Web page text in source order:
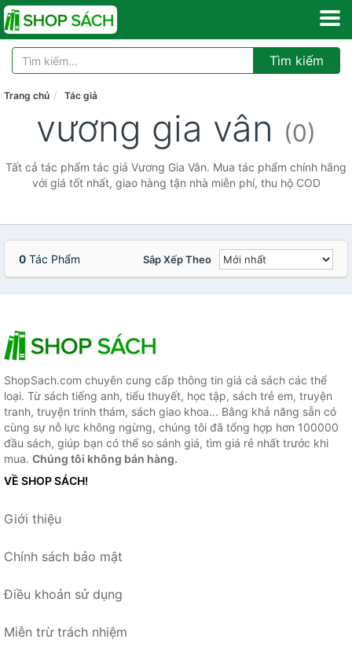
Tìm kiếm
Trang chủ Tác giả
vương gia vân (0)
Tất cả tác phẩm tác giả Vương Gia Vân. Mua tác phẩm chính hãng
với giá tốt nhất, giao hàng tận nhà miễn phí, thu hộ COD
0 Tác Phẩm Sắp Xếp Theo
ShopSach.com chuyên cung cấp thông tin giá cả sách các thể
loại. Từ sách tiếng anh, tiểu thuyết, học tập, sách trẻ em, truyện
tranh, truyện trinh thám, sách giao khoa... Bằng khả năng sẵn có
cùng sự nỗ lực không ngừng, chúng tôi đã tổng hợp hơn 100000
đầu sách, giúp bạn có thể so sánh giá, tìm giá rẻ nhất trước khi
mua. Chúng tôi không bán hàng.
VỀ SHOP SÁCH!
Giới thiệu
Chính sách bảo mật
Điều khoản sử dụng
Miễn trừ trách nhiệm